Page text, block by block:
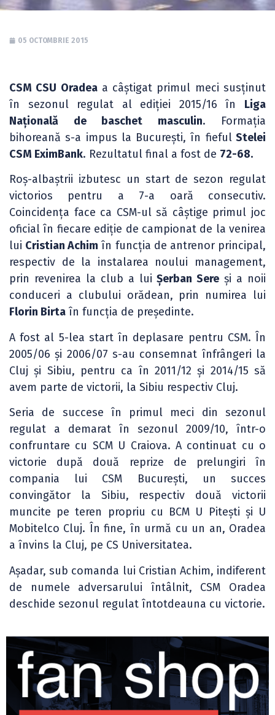
05 OCTOMBRIE 2015
CSM CSU Oradeaa câștigat primul meci susținut
în sezonul regulat al ediției 2015/16 în Liga
Națională de baschet masculin. Formația
bihoreană s-a impus la București, în fiefulStelei
CSM EximBank. Rezultatul final a fost de 72-68.
Roș-albaștrii izbutesc un start de sezon regulat
victorios pentru a 7-a oară consecutiv.
Coincidența face ca CSM-ul să câștige primul joc
oficial în fiecare ediție de campionat de la venirea
lui Cristian Achim în funcția de antrenor principal,
respectiv de la instalarea noului management,
prin revenirea la club a lui Șerban Sere și a noii
conduceri a clubului orădean, prin numirea lui
Florin Birta în funcția de președinte.
A fost al 5-lea start în deplasare pentru CSM. În
2005/06 și 2006/07 s-au consemnat înfrângeri la
Cluj și Sibiu, pentru ca în 2011/12 și 2014/15 să
avem parte de victorii, la Sibiu respectiv Cluj.
Seria de succese în primul meci din sezonul
regulat a demarat în sezonul 2009/10, într-o
confruntare cu SCM U Craiova. A continuat cu o
victorie după două reprize de prelungiri în
compania lui CSM București, un succes
convingător la Sibiu, respectiv două victorii
muncite pe teren propriu cu BCM U Pitești și U
Mobitelco Cluj. În fine, în urmă cu un an, Oradea
a învins la Cluj, pe CS Universitatea.
Așadar, sub comanda lui Cristian Achim, indiferent
de numele adversarului întâlnit, CSM Oradea
deschide sezonul regulat întotdeauna cu victorie.